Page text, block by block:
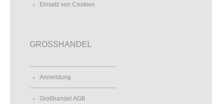
Einsatz von Cookies
GROSSHANDEL
Anmeldung
Großhandel AGB